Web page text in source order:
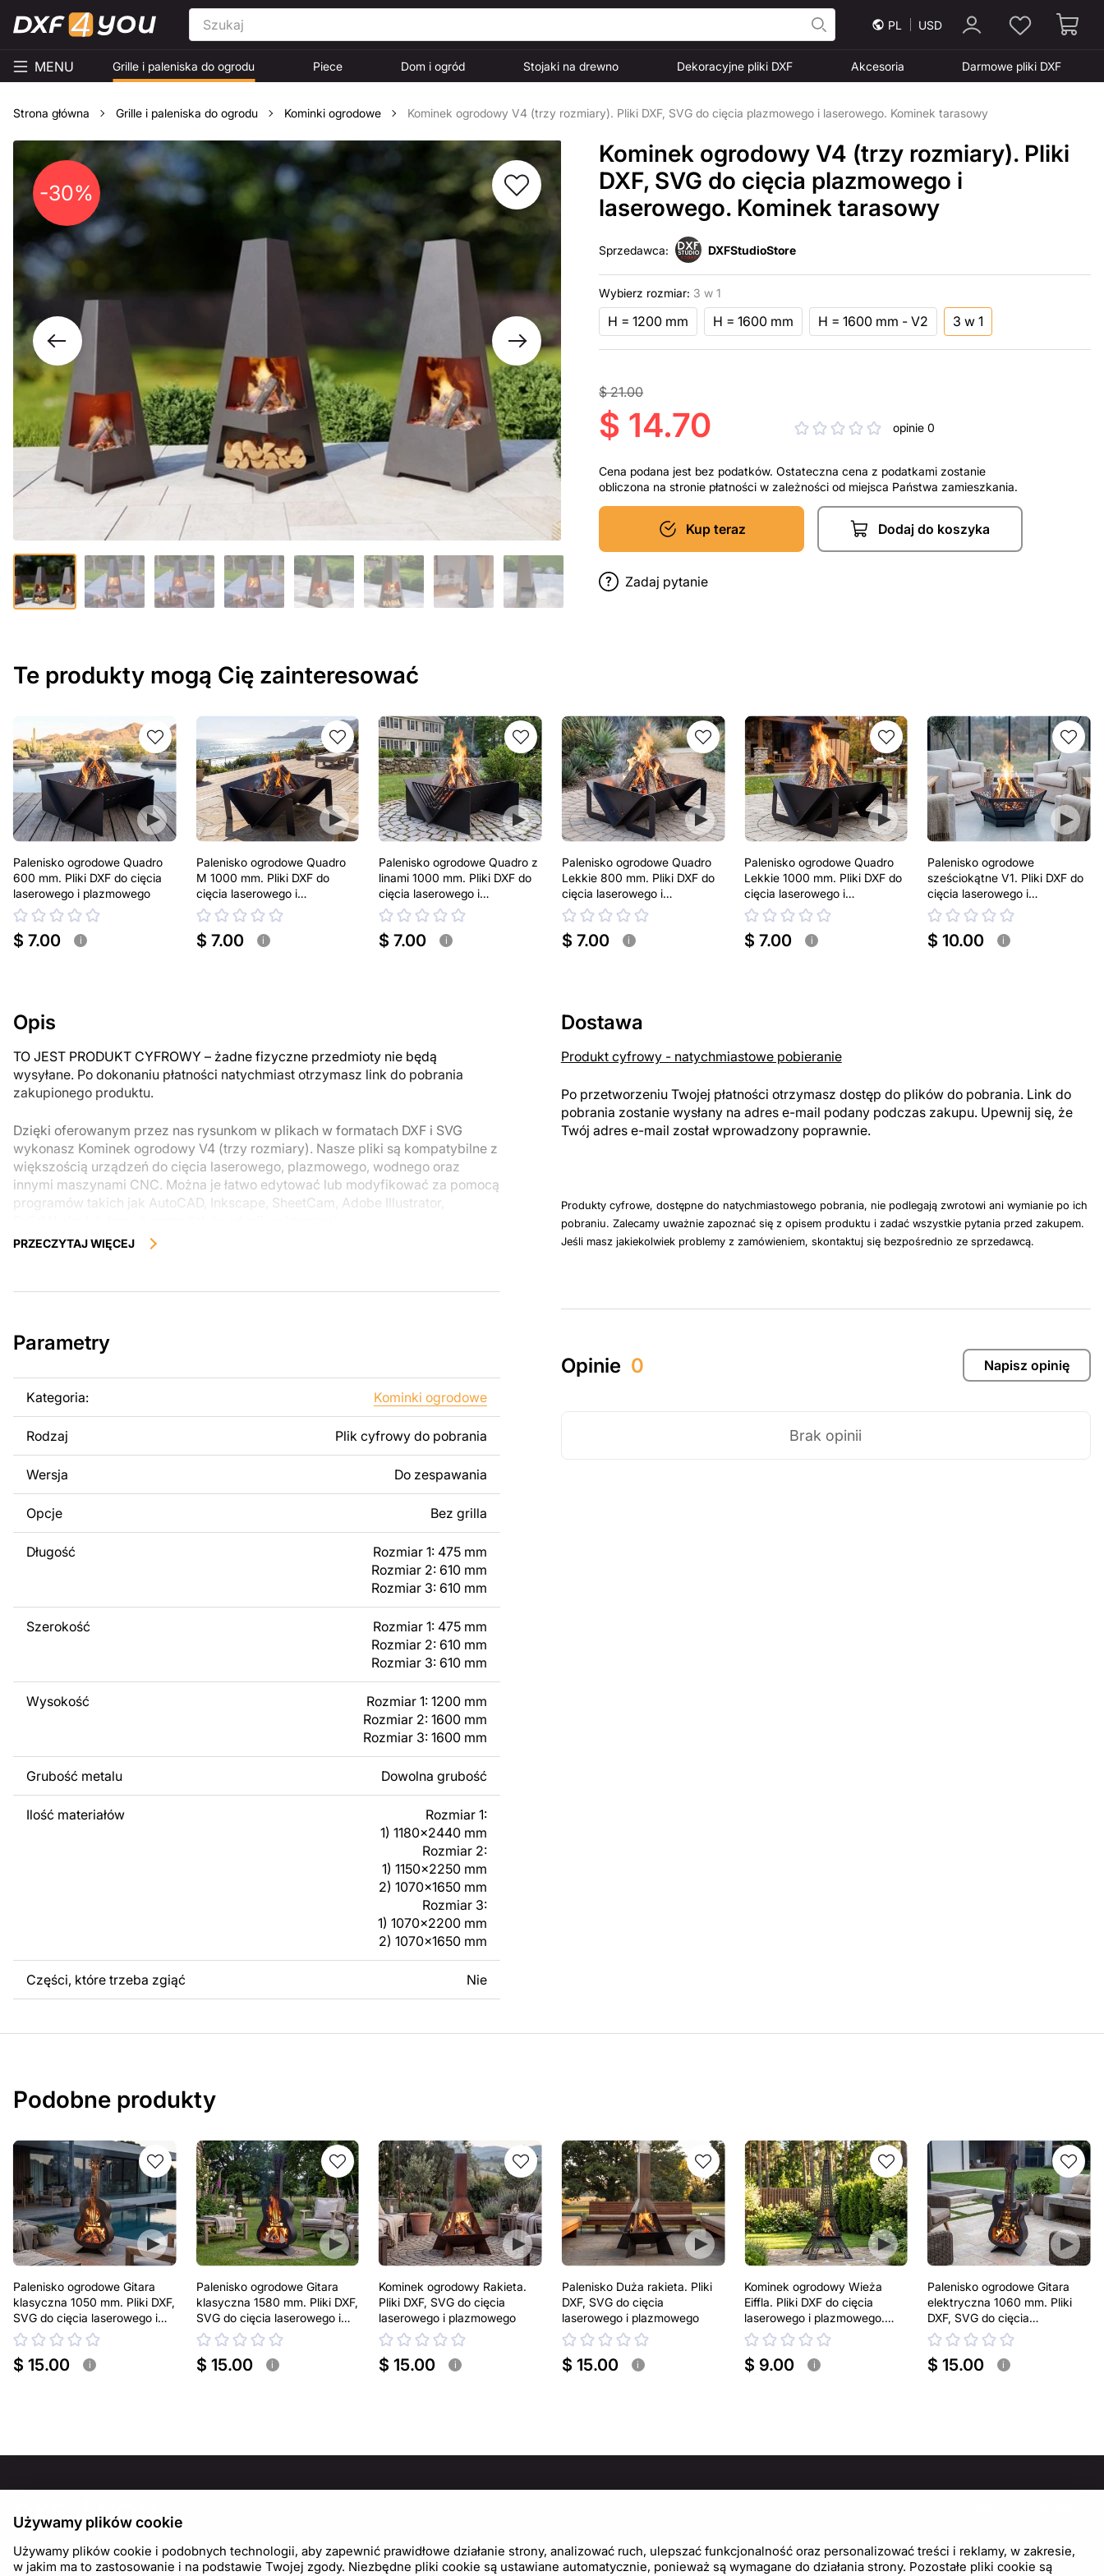
PL USD
MENU Grille i paleniska do ogrodu Piece Dom i ogród Stojaki na drewno Dekoracyjne pliki DXF Akcesoria Darmowe pliki DXF
Strona główna Grille i paleniska do ogrodu Kominki ogrodowe Kominek ogrodowy V4 (trzy rozmiary). Pliki DXF, SVG do cięcia plazmowego i laserowego. Kominek tarasowy
-30%
Kominek ogrodowy V4 (trzy rozmiary). Pliki
DXF, SVG do cięcia plazmowego i
laserowego. Kominek tarasowy
Sprzedawca: DXFStudioStore
Wybierz rozmiar: 3 w 1
H = 1200 mm H = 1600 mm H = 1600 mm - V2 3 w 1
$ 21.00
$ 14.70 opinie 0
Cena podana jest bez podatków. Ostateczna cena z podatkami zostanie
obliczona na stronie płatności w zależności od miejsca Państwa zamieszkania.
Kup teraz Dodaj do koszyka
Zadaj pytanie
Te produkty mogą Cię zainteresować
Palenisko ogrodowe Quadro
600 mm. Pliki DXF do cięcia
laserowego i plazmowego
$ 7.00 i
Palenisko ogrodowe Quadro
M 1000 mm. Pliki DXF do
cięcia laserowego i
plazmowego
$ 7.00 i
Palenisko ogrodowe Quadro z
linami 1000 mm. Pliki DXF do
cięcia laserowego i
plazmowego
$ 7.00 i
Palenisko ogrodowe Quadro
Lekkie 800 mm. Pliki DXF do
cięcia laserowego i
plazmowego
$ 7.00 i
Palenisko ogrodowe Quadro
Lekkie 1000 mm. Pliki DXF do
cięcia laserowego i
plazmowego
$ 7.00 i
Palenisko ogrodowe
sześciokątne V1. Pliki DXF do
cięcia laserowego i
plazmowego
$ 10.00 i
Opis
TO JEST PRODUKT CYFROWY – żadne fizyczne przedmioty nie będą
wysyłane. Po dokonaniu płatności natychmiast otrzymasz link do pobrania
zakupionego produktu.
Dzięki oferowanym przez nas rysunkom w plikach w formatach DXF i SVG
wykonasz Kominek ogrodowy V4 (trzy rozmiary). Nasze pliki są kompatybilne z
większością urządzeń do cięcia laserowego, plazmowego, wodnego oraz
innymi maszynami CNC. Można je łatwo edytować lub modyfikować za pomocą
programów takich jak AutoCAD, Inkscape, SheetCam, Adobe Illustrator,
zostały zaprojektowane z myślą o nowoczesnej estetyce i łatwym montażu, aby
Można używać tych plików do tworzenia gotowych produktów zarówno do
odsprzedaż lub udostępnianie oryginalnych bądź zmodyfikowanych plików jest
Za dodatkową opłatą możemy dostosować projekt poprzez dodanie tekstu,
obrazów lub logo Twojej firmy albo wprowadzenie innych modyfikacji według
Twoich potrzeb. Jeśli potrzebujesz indywidualnego projektu metalowego
produktu, skontaktuj się z nami.
Jeśli masz jakiekolwiek pytania lub potrzebujesz pomocy, skontaktuj się z nami
PRZECZYTAJ WIĘCEJ
Parametry
Kategoria: Kominki ogrodowe
Rodzaj Plik cyfrowy do pobrania
Wersja Do zespawania
Opcje Bez grilla
Długość
Rozmiar 1: 475 mm
Rozmiar 2: 610 mm
Rozmiar 3: 610 mm
Szerokość
Rozmiar 1: 475 mm
Rozmiar 2: 610 mm
Rozmiar 3: 610 mm
Wysokość
Rozmiar 1: 1200 mm
Rozmiar 2: 1600 mm
Rozmiar 3: 1600 mm
Grubość metalu Dowolna grubość
Ilość materiałów
Rozmiar 1:
1) 1180x2440 mm
Rozmiar 2:
1) 1150x2250 mm
2) 1070x1650 mm
Rozmiar 3:
1) 1070x2200 mm
2) 1070x1650 mm
Części, które trzeba zgiąć Nie
Dostawa
Produkt cyfrowy - natychmiastowe pobieranie
Po przetworzeniu Twojej płatności otrzymasz dostęp do plików do pobrania. Link do
pobrania zostanie wysłany na adres e-mail podany podczas zakupu. Upewnij się, że
Twój adres e-mail został wprowadzony poprawnie.
Produkty cyfrowe, dostępne do natychmiastowego pobrania, nie podlegają zwrotowi ani wymianie po ich
pobraniu. Zalecamy uważnie zapoznać się z opisem produktu i zadać wszystkie pytania przed zakupem.
Jeśli masz jakiekolwiek problemy z zamówieniem, skontaktuj się bezpośrednio ze sprzedawcą.
Opinie 0 Napisz opinię
Brak opinii
Podobne produkty
Palenisko ogrodowe Gitara
klasyczna 1050 mm. Pliki DXF,
SVG do cięcia laserowego i
plazmowego
$ 15.00 i
Palenisko ogrodowe Gitara
klasyczna 1580 mm. Pliki DXF,
SVG do cięcia laserowego i
plazmowego
$ 15.00 i
Kominek ogrodowy Rakieta.
Pliki DXF, SVG do cięcia
laserowego i plazmowego
$ 15.00 i
Palenisko Duża rakieta. Pliki
DXF, SVG do cięcia
laserowego i plazmowego
$ 15.00 i
Kominek ogrodowy Wieża
Eiffla. Pliki DXF do cięcia
laserowego i plazmowego.
Kominek tarasowy
$ 9.00 i
Palenisko ogrodowe Gitara
elektryczna 1060 mm. Pliki
DXF, SVG do cięcia
laserowego i plazmowego
$ 15.00 i
Blog
Regulamin
Ustawienia plików cookie
Napisz do nas
Używamy plików cookie
Używamy plików cookie i podobnych technologii, aby zapewnić prawidłowe działanie strony, analizować ruch, ulepszać funkcjonalność oraz personalizować treści i reklamy, w zakresie,
w jakim ma to zastosowanie i na podstawie Twojej zgody. Niezbędne pliki cookie są ustawiane automatycznie, ponieważ są wymagane do działania strony. Pozostałe pliki cookie są